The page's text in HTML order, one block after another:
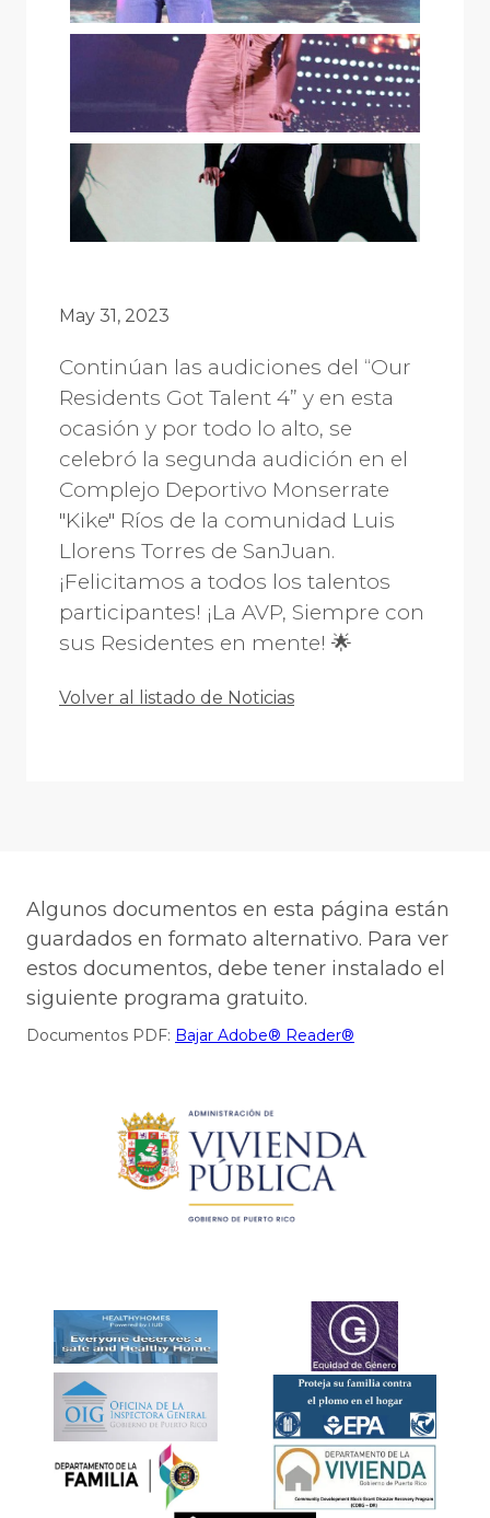
May 31, 2023
Continúan las audiciones del “Our
Residents Got Talent 4” y en esta
ocasión y por todo lo alto, se
celebró la segunda audición en el
Complejo Deportivo Monserrate
"Kike" Ríos de la comunidad Luis
Llorens Torres de SanJuan.
¡Felicitamos a todos los talentos
participantes! ¡La AVP, Siempre con
sus Residentes en mente! 🌟
Volver al listado de Noticias
Algunos documentos en esta página están
guardados en formato alternativo. Para ver
estos documentos, debe tener instalado el
siguiente programa gratuito.
Documentos PDF: Bajar Adobe® Reader®